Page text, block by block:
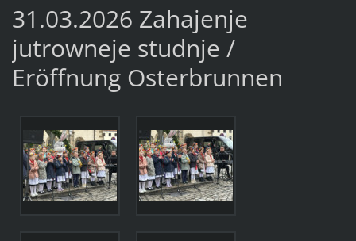
31.03.2026 Zahajenje
jutrowneje studnje /
Eröffnung Osterbrunnen